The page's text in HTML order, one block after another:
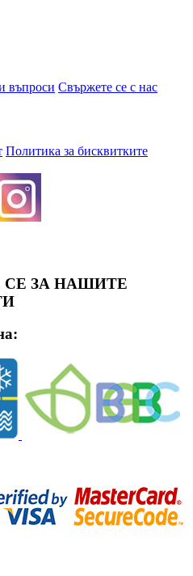
въпроси Свържете се с нас
Политика за бисквитките
СЕ ЗА НАШИТЕ